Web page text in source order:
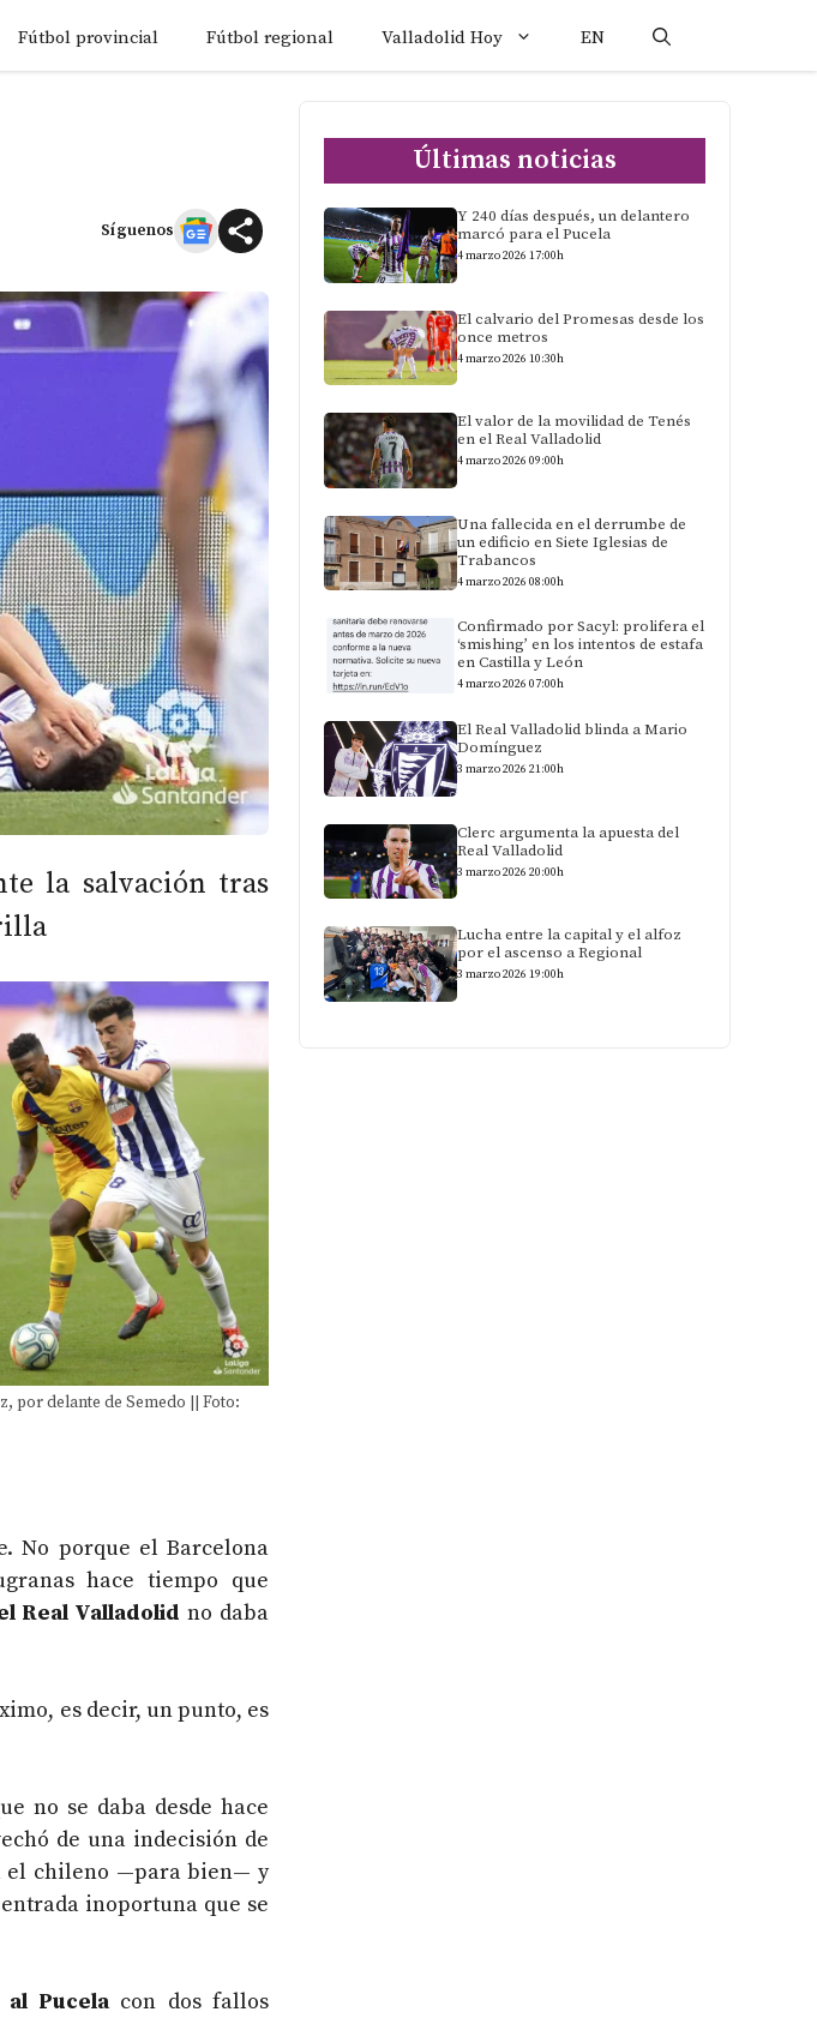
Fútbol provincial Fútbol regional Valladolid Hoy EN
Síguenos
la salvación tras
por delante de Semedo || Foto:
No porque el Barcelona
hace tiempo que
Real Valladolid no daba
es decir, un punto, es
no se daba desde hace
de una indecisión de
el chileno —para bien— y
inoportuna que se
Pucela con dos fallos
Últimas noticias
Y 240 días después, un delantero
marcó para el Pucela
4 marzo 2026 17:00h
El calvario del Promesas desde los
once metros
4 marzo 2026 10:30h
El valor de la movilidad de Tenés
en el Real Valladolid
4 marzo 2026 09:00h
Una fallecida en el derrumbe de
un edificio en Siete Iglesias de
Trabancos
4 marzo 2026 08:00h
Confirmado por Sacyl: prolifera el
‘smishing’ en los intentos de estafa
en Castilla y León
4 marzo 2026 07:00h
El Real Valladolid blinda a Mario
Domínguez
3 marzo 2026 21:00h
Clerc argumenta la apuesta del
Real Valladolid
3 marzo 2026 20:00h
Lucha entre la capital y el alfoz
por el ascenso a Regional
3 marzo 2026 19:00h